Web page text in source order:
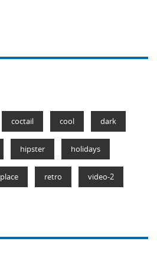
coctail cool dark
hipster holidays
place retro video-2